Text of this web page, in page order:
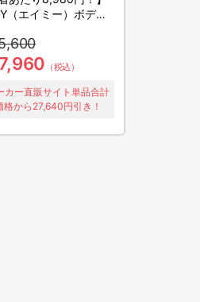
（エイミー）ボディ
／半袖半ズボン／2
ト／上下セット／リ
リーウェア
（税込）
カー直販サイト単品合計
格から27,640円引き！